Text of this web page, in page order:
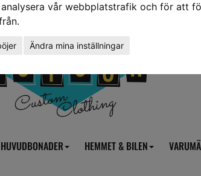
vår webbplatstrafik och för att
Ändra mina inställningar
HUVUDBONADER HEMMET & BILEN